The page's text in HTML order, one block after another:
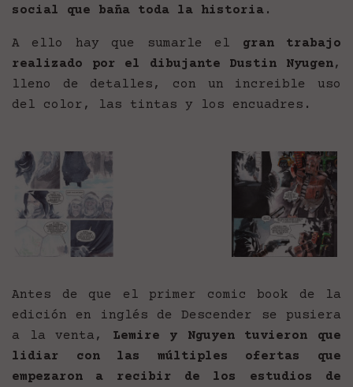
social que baña toda la historia .
A ello hay que sumarle el gran trabajo
realizado por el dibujante Dustin Nyugen,
lleno de detalles, con un increible uso
del color, las tintas y los encuadres.
Antes de que el primer comic book de la
edición en inglés de Descender se pusiera
a la venta, Lemire y Nguyen tuvieron que
lidiar con las múltiples ofertas que
empezaron a recibir de los estudios de